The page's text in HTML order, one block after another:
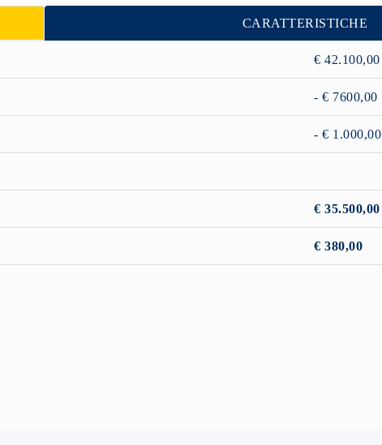
CARATTERISTICHE
€ 42.100,00
- € 7600,00
- € 1.000,00
€ 35.500,00
€ 380,00